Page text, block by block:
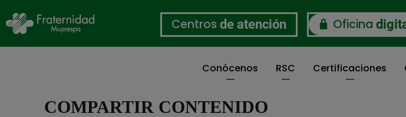
Centros de atención Oficina
Conócenos RSC Certificaciones
COMPARTIR CONTENIDO